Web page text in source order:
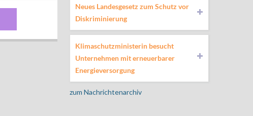
Neues Landesgesetz zum Schutz vor
Diskriminierung
Klimaschutzministerin besucht
Unternehmen mit erneuerbarer
Energieversorgung
zum Nachrichtenarchiv